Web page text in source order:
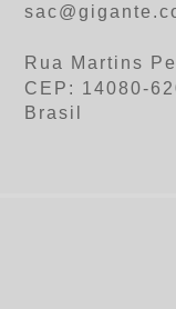
Rua Martins
CEP: 14080-
Brasil